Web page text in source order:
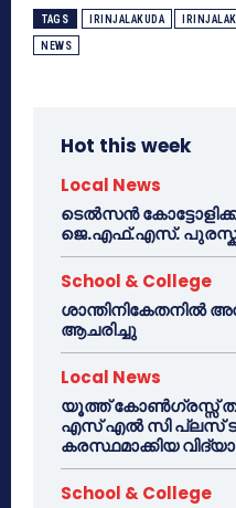
TAGS IRINJALAKUDA
NEWS
Hot this week
Local News
ടെൽസൻ
ജെ.എഫ്.എസ്.
School & College
ശാന്തിനികേതനിൽ
ആചരിച്ചു
Local News
യൂത്ത് കോൺഗ്രസ്സ്
എസ് എൽ സി പ്ലസ് ടു
കരസ്ഥമാക്കിയ
School & College